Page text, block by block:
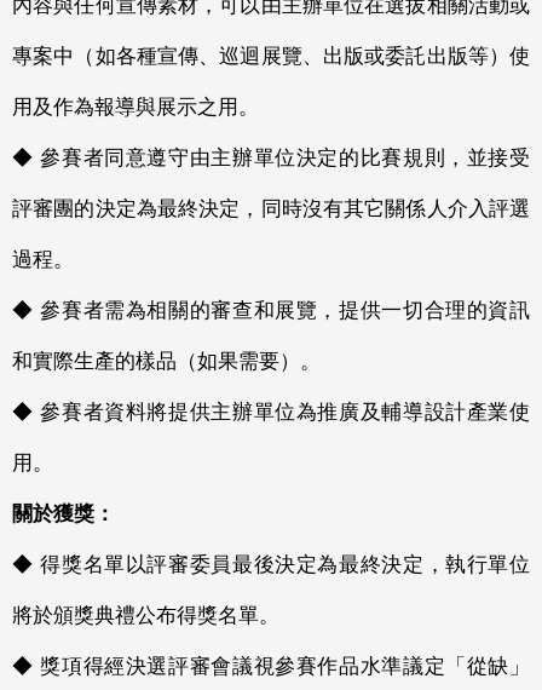
內容與任何宣傳素材，可以由主辦單位在選拔相關活動或
專案中（如各種宣傳、巡迴展覽、出版或委託出版等）使
用及作為報導與展示之用。
◆ 參賽者同意遵守由主辦單位決定的比賽規則，並接受
評審團的決定為最終決定，同時沒有其它關係人介入評選
過程。
◆ 參賽者需為相關的審查和展覽，提供一切合理的資訊
和實際生產的樣品（如果需要）。
◆ 參賽者資料將提供主辦單位為推廣及輔導設計產業使
用。
關於獲獎：
◆ 得獎名單以評審委員最後決定為最終決定，執行單位
將於頒獎典禮公布得獎名單。
◆ 獎項得經決選評審會議視參賽作品水準議定「從缺」